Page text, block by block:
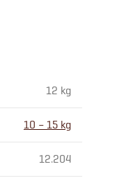
12 kg
10 – 15 kg
12.204